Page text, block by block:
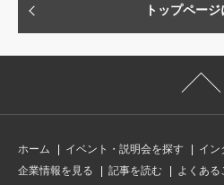
トップペー
ホーム イベント・説明会を探す
イン
企業情報を見る
記事を読む よくある